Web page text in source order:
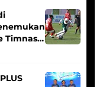
Timnas